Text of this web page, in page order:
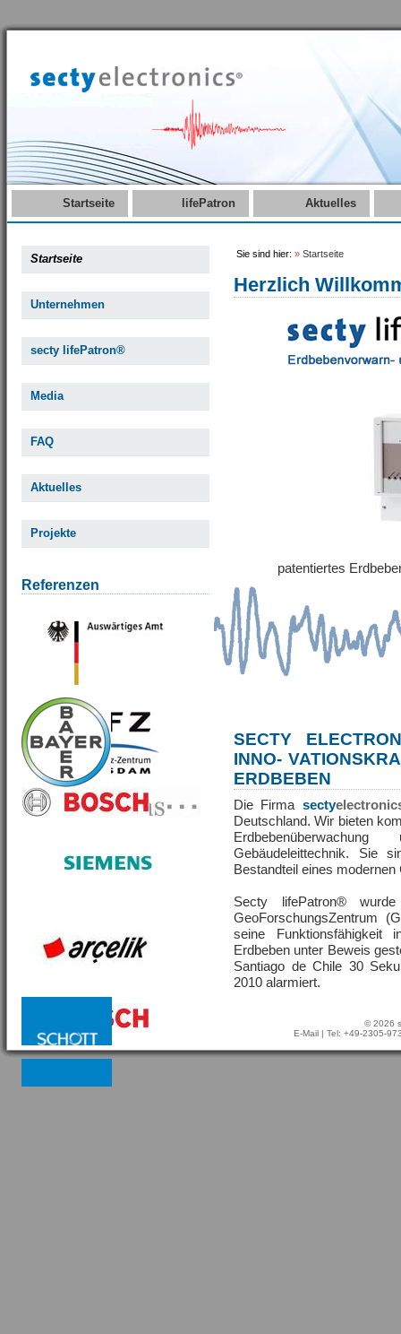
Startseite lifePatron Aktuelles
Startseite
Unternehmen
secty lifePatron®
Media
FAQ
Aktuelles
Projekte
Referenzen
Sie sind hier: » Startseite
Herzlich
patentiertes
SECTY
INNO-
ERDBEBEN
Die Firma secty
Deutschland. Wir bieten
Gebäudeleittechnik. Sie
Bestandteil eines
Secty lifePatron®
GeoForschungsZentrum
seine Funktionsfähigkeit
Erdbeben unter Beweis
Santiago de Chile 30
2010 alarmiert.
© 2026
E-Mail | Tel: +49-2305-